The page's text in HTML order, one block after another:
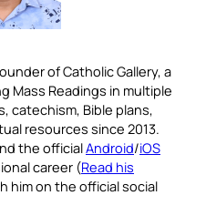
of Catholic Gallery, a
Mass Readings in multiple
catechism, Bible plans,
resources since 2013.
the officialAndroid/iOS
career (Read his
him on the official social